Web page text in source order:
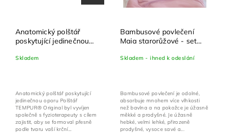
Anatomický polštář
poskytující jedinečnou
+ povlak na polštář
Skladem
Anatomický polštář poskytující
jedinečnou oporu Polštář
TEMPUR® Original byl vyvíjen
společně s fyzioterapeuty s cílem
zajistit, aby se formoval přesně
podle tvaru vaší krční...
Bambusové povlečení
Maia starorůžové - set
Skladem - ihned k odeslání
Bambusové povlečení je odolné,
absorbuje mnohem více vlhkosti
než bavlna a na pokožce je úžasně
měkké a prodyšné. Je úžasně
hebké, velmi lehké, přirozeně
prodyšné, vysoce savé a...